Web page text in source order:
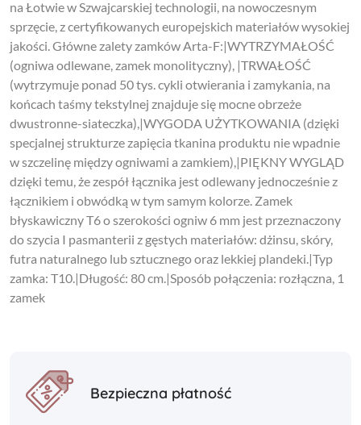
na Łotwie w Szwajcarskiej technologii, na nowoczesnym
sprzęcie, z certyfikowanych europejskich materiałów wysokiej
jakości. Główne zalety zamków Arta-F:|WYTRZYMAŁOŚĆ
(ogniwa odlewane, zamek monolityczny), |TRWAŁOŚĆ
(wytrzymuje ponad 50 tys. cykli otwierania i zamykania, na
końcach taśmy tekstylnej znajduje się mocne obrzeże
dwustronne-siateczka),|WYGODA UŻYTKOWANIA (dzięki
specjalnej strukturze zapięcia tkanina produktu nie wpadnie
w szczelinę między ogniwami a zamkiem),|PIĘKNY WYGLĄD
dzięki temu, że zespół łącznika jest odlewany jednocześnie z
łącznikiem i obwódką w tym samym kolorze. Zamek
błyskawiczny T6 o szerokości ogniw 6 mm jest przeznaczony
do szycia I pasmanterii z gęstych materiałów: dżinsu, skóry,
futra naturalnego lub sztucznego oraz lekkiej plandeki.|Typ
zamka: T10.|Długość: 80 cm.|Sposób połączenia: rozłączna, 1
zamek
Bezpieczna płatność